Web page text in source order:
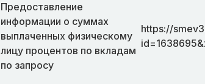
Предоставление
информации о суммах
выплаченных физическому
лицу процентов по вкладам
по запросу
https://